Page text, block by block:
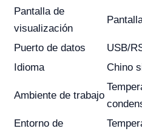
Pantalla de
visualización
Puerto de datos
USB/
Idioma
Chino
Ambiente de trabajo
Entorno de